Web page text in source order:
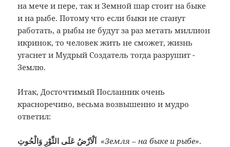
на мече и пере, так и Земной шар стоит на быке
и на рыбе. Потому что если быки не станут
работать, а рыбы не будут за раз метать миллион
икринок, то человек жить не сможет, жизнь
угаснет и Мудрый Создатель тогда разрушит ­
Землю.
Итак, Досточтимый Посланник очень
красноречиво, весьма возвышенно и мудро
ответил:
اَلْاَرْضُ عَلَى الثَّوْرِ وَالْحُوتِ «Земля – на быке и рыбе».